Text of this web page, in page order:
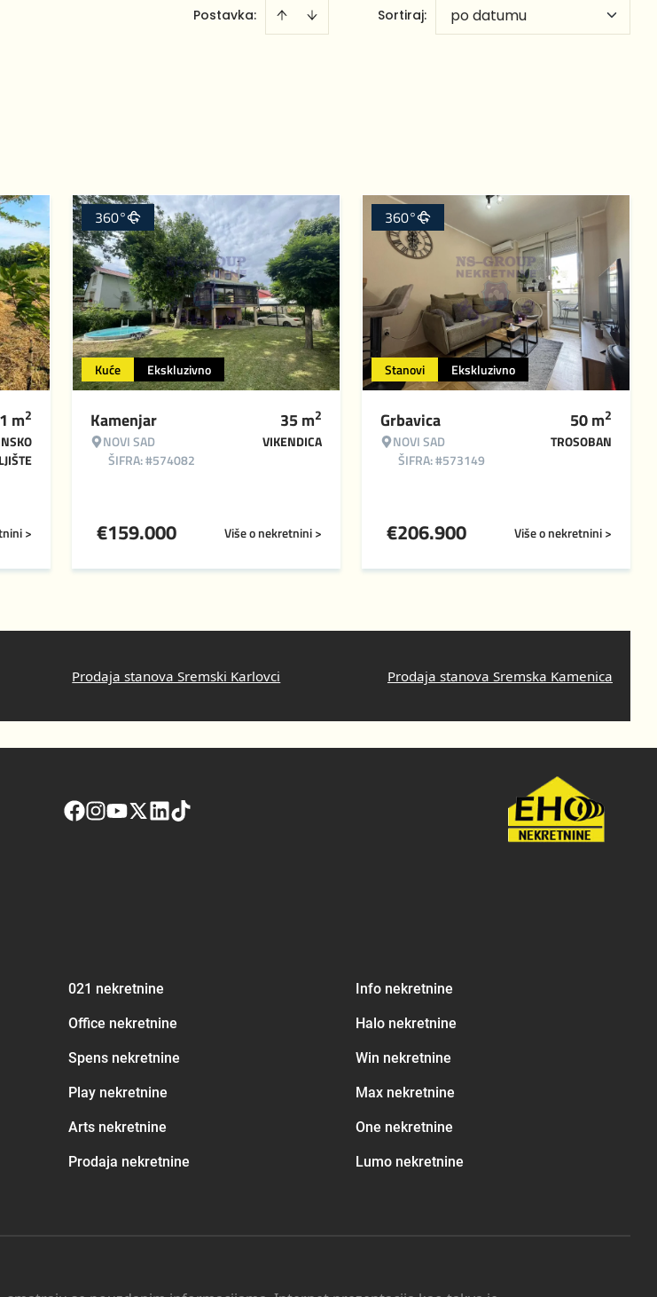
Postavka: Sortiraj: po datumu
m2
>
Kuće Ekskluzivno
360°
Kamenjar
NOVI SAD
ŠIFRA: #574082
35m2
VIKENDICA
Više o nekretnini >
€159.000
Stanovi Ekskluzivno
360°
Grbavica
NOVI SAD
ŠIFRA: #573149
50m2
TROSOBAN
Više o nekretnini >
€206.900
Prodaja stanova Sremski Karlovci Prodaja stanova Sremska Kamenica
021 nekretnine Info nekretnine
Office nekretnine Halo nekretnine
Spens nekretnine Win nekretnine
Play nekretnine Max nekretnine
Arts nekretnine One nekretnine
Prodaja nekretnine Lumo nekretnine